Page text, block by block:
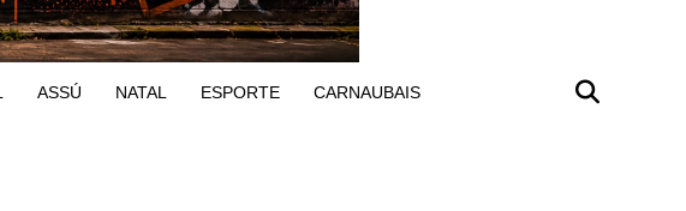
ASSÚ NATAL ESPORTE CARNAUBAIS